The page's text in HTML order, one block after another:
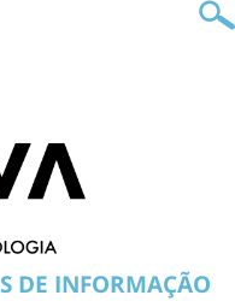
DE INFORMAÇÃO